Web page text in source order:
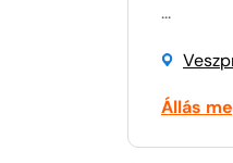
...
Állás